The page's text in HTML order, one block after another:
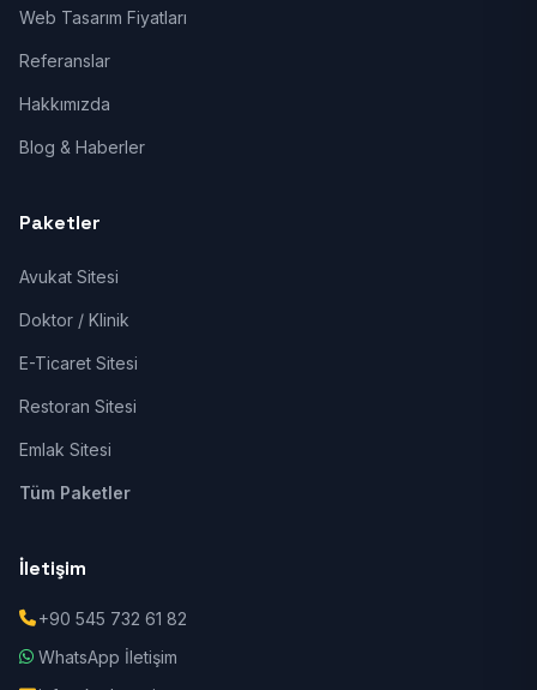
Web Tasarım Fiyatları
Referanslar
Hakkımızda
Blog & Haberler
Paketler
Avukat Sitesi
Doktor / Klinik
E-Ticaret Sitesi
Restoran Sitesi
Emlak Sitesi
Tüm Paketler
İletişim
+90 545 732 61 82
WhatsApp İletişim